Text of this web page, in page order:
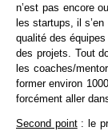
n’est pas encore
les startups, il
qualité des
des projets. Tout
les coaches/
former environ
forcément aller
Second point: le